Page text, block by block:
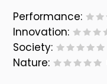
Performance:
Innovation:
Society:
Nature: